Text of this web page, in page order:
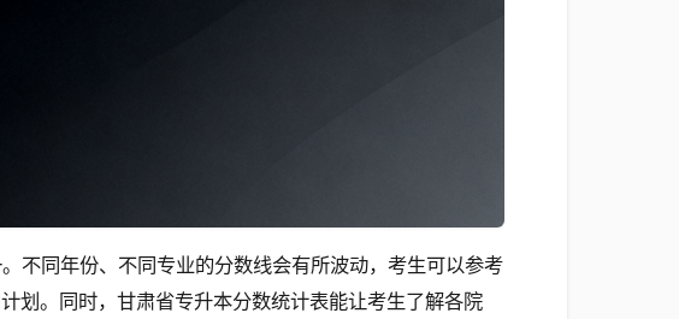
不同年份、不同专业的分数线会有所波动，考生可以参考
划。同时，甘肃省专升本分数统计表能让考生了解各院